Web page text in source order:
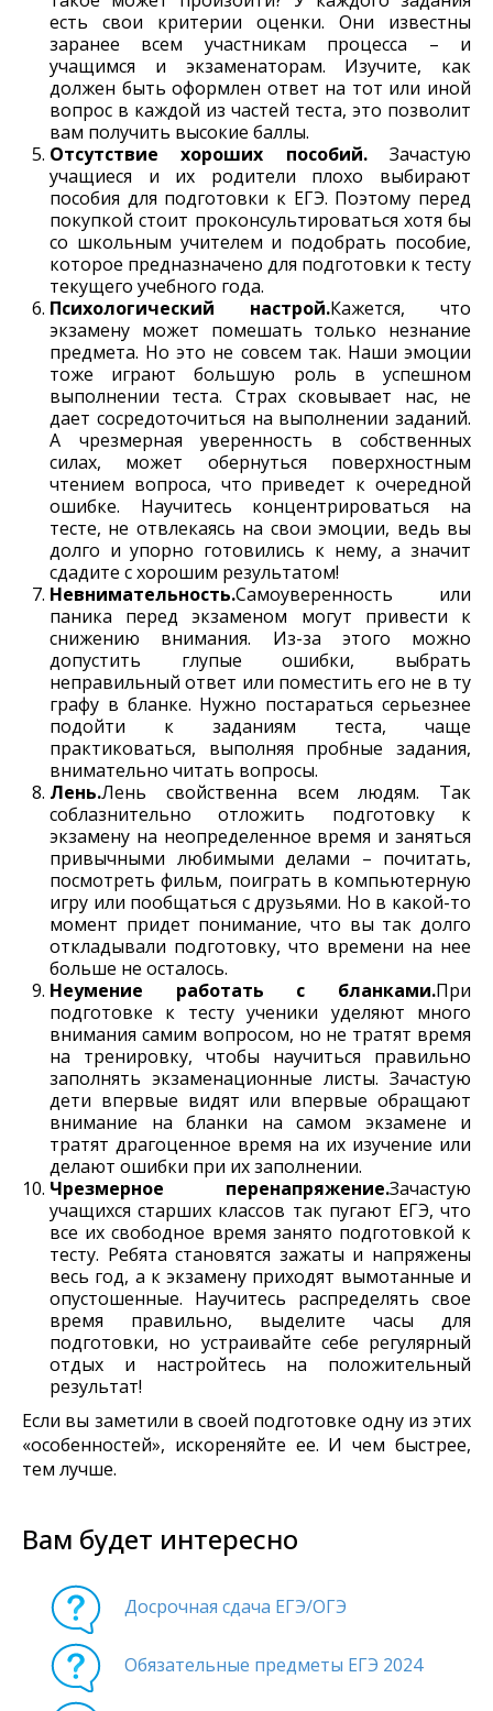
есть свои критерии оценки. Они известны
заранее всем участникам процесса – и
учащимся и экзаменаторам. Изучите, как
должен быть оформлен ответ на тот или иной
вопрос в каждой из частей теста, это позволит
вам получить высокие баллы.
Отсутствие хороших пособий.Зачастую
учащиеся и их родители плохо выбирают
пособия для подготовки к ЕГЭ. Поэтому перед
покупкой стоит проконсультироваться хотя бы
со школьным учителем и подобрать пособие,
которое предназначено для подготовки к тесту
текущего учебного года.
Психологический настрой.Кажется, что
экзамену может помешать только незнание
предмета. Но это не совсем так. Наши эмоции
тоже играют большую роль в успешном
выполнении теста. Страх сковывает нас, не
дает сосредоточиться на выполнении заданий.
А чрезмерная уверенность в собственных
силах, может обернуться поверхностным
чтением вопроса, что приведет к очередной
ошибке. Научитесь концентрироваться на
тесте, не отвлекаясь на свои эмоции, ведь вы
долго и упорно готовились к нему, а значит
сдадите с хорошим результатом!
Невнимательность.Самоуверенность или
паника перед экзаменом могут привести к
снижению внимания. Из-за этого можно
допустить глупые ошибки, выбрать
неправильный ответ или поместить его не в ту
графу в бланке. Нужно постараться серьезнее
подойти к заданиям теста, чаще
практиковаться, выполняя пробные задания,
внимательно читать вопросы.
Лень.Лень свойственна всем людям. Так
соблазнительно отложить подготовку к
экзамену на неопределенное время и заняться
привычными любимыми делами – почитать,
посмотреть фильм, поиграть в компьютерную
игру или пообщаться с друзьями. Но в какой-то
момент придет понимание, что вы так долго
откладывали подготовку, что времени на нее
больше не осталось.
Неумение работать с бланками.При
подготовке к тесту ученики уделяют много
внимания самим вопросом, но не тратят время
на тренировку, чтобы научиться правильно
заполнять экзаменационные листы. Зачастую
дети впервые видят или впервые обращают
внимание на бланки на самом экзамене и
тратят драгоценное время на их изучение или
делают ошибки при их заполнении.
Чрезмерное перенапряжение.Зачастую
учащихся старших классов так пугают ЕГЭ, что
все их свободное время занято подготовкой к
тесту. Ребята становятся зажаты и напряжены
весь год, а к экзамену приходят вымотанные и
опустошенные. Научитесь распределять свое
время правильно, выделите часы для
подготовки, но устраивайте себе регулярный
отдых и настройтесь на положительный
результат!
Если вы заметили в своей подготовке одну из этих
«особенностей», искореняйте ее. И чем быстрее,
тем лучше.
Вам будет интересно
Досрочная сдача ЕГЭ/ОГЭ
Обязательные предметы ЕГЭ 2024